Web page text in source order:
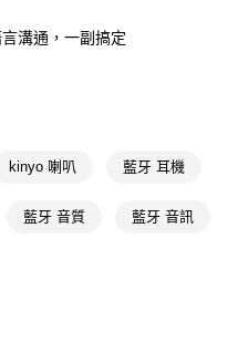
簡訊。
簡訊中的連結，可透過四大超商／
」之結帳頁面顯示為準，若有關於
support/home
人或監護人之同意方可使用
溝通，一副搞定
kinyo 喇叭 藍牙 耳機
藍牙 音質 藍牙 音訊